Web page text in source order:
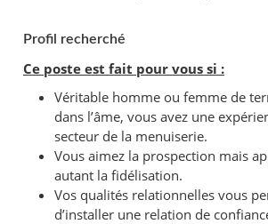
Profil recherché
Ce poste est fait pour vous si :
Véritable homme ou femme de
dans l’âme, vous avez une
secteur de la menuiserie.
Vous aimez la prospection mais
autant la fidélisation.
Vos qualités relationnelles vous
d’installer une relation de